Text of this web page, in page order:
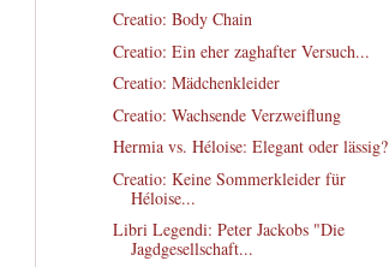
Creatio: Body Chain
Creatio: Ein eher zaghafter Versuch...
Creatio: Mädchenkleider
Creatio: Wachsende Verzweiflung
Hermia vs. Héloise: Elegant oder lässig?
Creatio: Keine Sommerkleider für
Héloise...
Libri Legendi: Peter Jackobs "Die
Jagdgesellschaft...